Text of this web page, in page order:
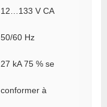
12…133 V CA
50/60 Hz
27 kA 75 % se
conformer à